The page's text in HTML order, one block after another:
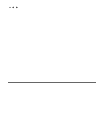
...